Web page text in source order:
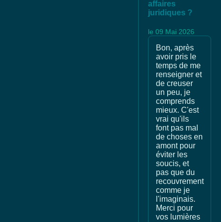
affaires
juridiques ?
le 09 Mai 2026
Bon, après
avoir pris le
temps de me
renseigner et
de creuser
un peu, je
comprends
mieux. C'est
vrai qu'ils
font pas mal
de choses en
amont pour
éviter les
soucis, et
pas que du
recouvrement
comme je
l'imaginais.
Merci pour
vos lumières